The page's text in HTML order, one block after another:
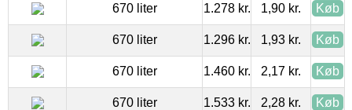
670 liter 1.278 kr. 1,90 kr. Køb
670 liter 1.296 kr. 1,93 kr. Køb
670 liter 1.460 kr. 2,17 kr. Køb
670 liter 1.533 kr. 2,28 kr. Køb